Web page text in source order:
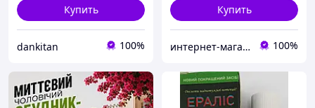
Купить
dankitan 100%
Купить
интернет-магазин "Светлячок" 100%